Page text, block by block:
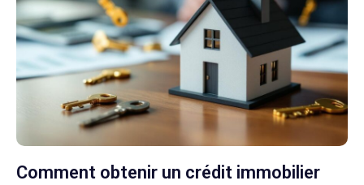
Comment obtenir un crédit immobilier